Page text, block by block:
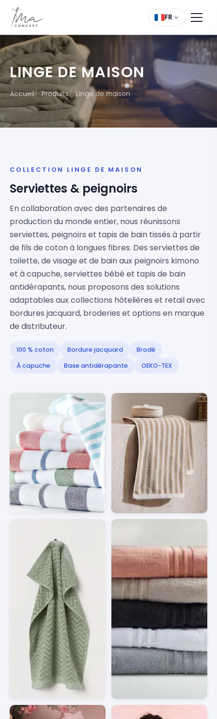
FR
LINGE DE MAISON
Accueil Produits Linge de maison
COLLECTION LINGE DE MAISON
Serviettes & peignoirs
En collaboration avec des partenaires de
production du monde entier, nous réunissons
serviettes, peignoirs et tapis de bain tissés à partir
de fils de coton à longues fibres. Des serviettes de
toilette, de visage et de bain aux peignoirs kimono
et à capuche, serviettes bébé et tapis de bain
antidérapants, nous proposons des solutions
adaptables aux collections hôtelières et retail avec
bordures jacquard, broderies et options en marque
de distributeur.
100 % coton Bordure jacquard
Brodé
À capuche
Base antidérapante OEKO-TEX